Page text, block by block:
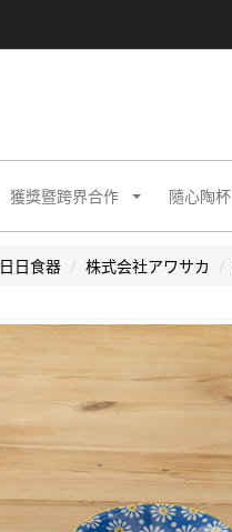
獲獎暨跨界合作 隨心陶杯
日日食器 株式会社アワサカ